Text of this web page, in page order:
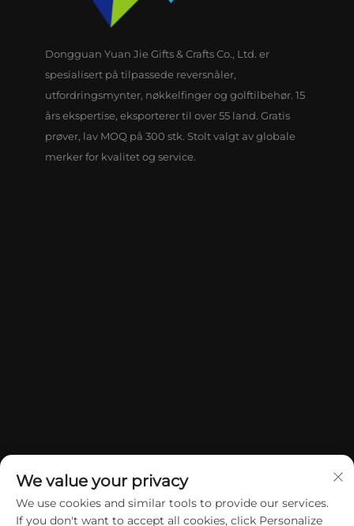
Dongguan Yuan Jie Gifts & Crafts Co., Ltd. er
spesialisert på tilpassede reversnåler,
utfordringsmynter, nøkkelfinger og golftilbehør. 15
års ekspertise, eksporterer til over 55 land. Gratis
prøver, lav MOQ på 300 stk. Stolt valgt av globale
merker for kvalitet og service.
We value your privacy
We use cookies and similar tools to provide our services.
If you don't want to accept all cookies, click Personalize